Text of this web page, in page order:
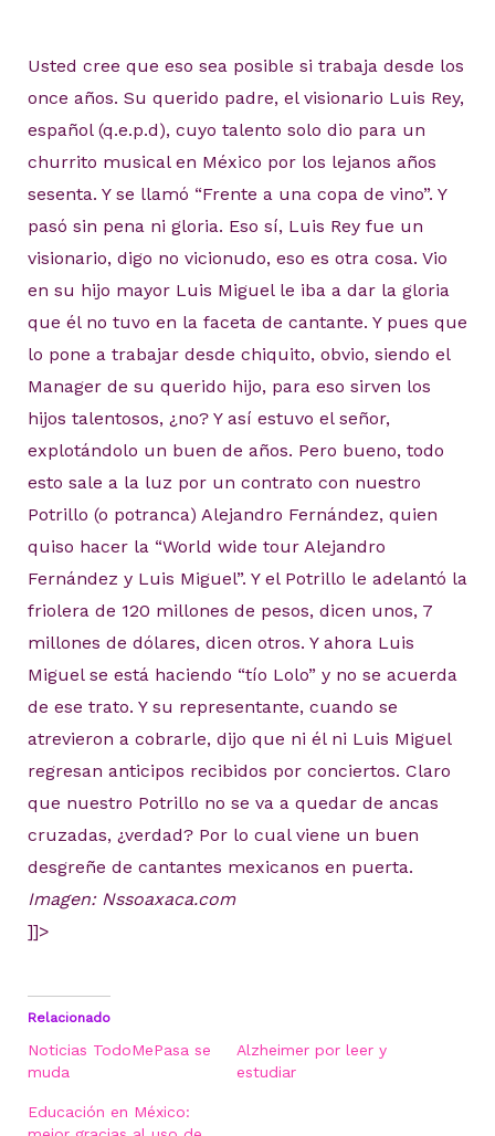
Usted cree que eso sea posible si trabaja desde los
once años. Su querido padre, el visionario Luis Rey,
español (q.e.p.d), cuyo talento solo dio para un
churrito musical en México por los lejanos años
sesenta. Y se llamó “Frente a una copa de vino”. Y
pasó sin pena ni gloria. Eso sí, Luis Rey fue un
visionario, digo no vicionudo, eso es otra cosa. Vio
en su hijo mayor Luis Miguel le iba a dar la gloria
que él no tuvo en la faceta de cantante. Y pues que
lo pone a trabajar desde chiquito, obvio, siendo el
Manager de su querido hijo, para eso sirven los
hijos talentosos, ¿no? Y así estuvo el señor,
explotándolo un buen de años. Pero bueno, todo
esto sale a la luz por un contrato con nuestro
Potrillo (o potranca) Alejandro Fernández, quien
quiso hacer la “World wide tour Alejandro
Fernández y Luis Miguel”. Y el Potrillo le adelantó la
friolera de 120 millones de pesos, dicen unos, 7
millones de dólares, dicen otros. Y ahora Luis
Miguel se está haciendo “tío Lolo” y no se acuerda
de ese trato. Y su representante, cuando se
atrevieron a cobrarle, dijo que ni él ni Luis Miguel
regresan anticipos recibidos por conciertos. Claro
que nuestro Potrillo no se va a quedar de ancas
cruzadas, ¿verdad? Por lo cual viene un buen
desgreñe de cantantes mexicanos en puerta.
Imagen: Nssoaxaca.com
]]>
Relacionado
Noticias TodoMePasa se
muda
Alzheimer por leer y
estudiar
Educación en México: